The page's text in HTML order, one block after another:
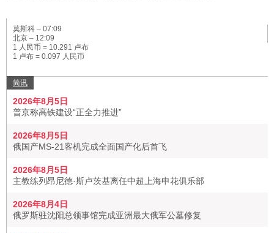
体育
旅游
视听
莫斯科 – 07:09
北京 – 12:09
1 人民币 = 10.291 卢布
1 卢布 = 0.097 人民币
简讯
2026年8月5日
普京称高铁建设“正全力推进”
2026年8月5日
俄国产MS-21客机完成全面国产化后首飞
2026年8月5日
主教练列昂尼德·斯卢茨基离任中超上海申花俱乐部
2026年8月4日
俄罗斯驻沈阳总领事馆完成亚洲最大俄军公墓修复